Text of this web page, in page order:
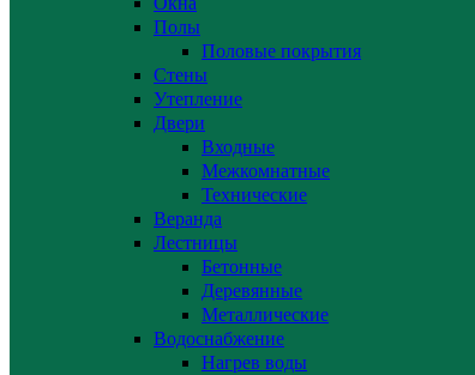
Полы
Половые покрытия
Стены
Утепление
Двери
Входные
Межкомнатные
Технические
Веранда
Лестницы
Бетонные
Деревянные
Металлические
Водоснабжение
Нагрев воды